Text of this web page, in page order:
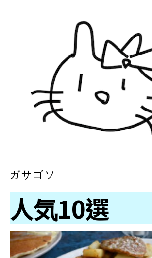
ガサゴソ
人気10選